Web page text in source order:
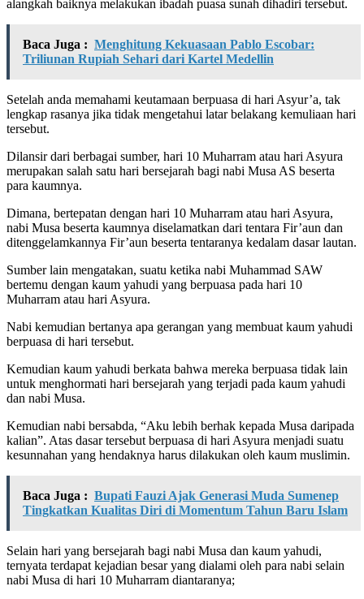
alangkah baiknya melakukan ibadah puasa sunah dihadiri tersebut.
Baca Juga : Menghitung Kekuasaan Pablo Escobar:
Triliunan Rupiah Sehari dari Kartel Medellin
Setelah anda memahami keutamaan berpuasa di hari Asyur’a, tak
lengkap rasanya jika tidak mengetahui latar belakang kemuliaan hari
tersebut.
Dilansir dari berbagai sumber, hari 10 Muharram atau hari Asyura
merupakan salah satu hari bersejarah bagi nabi Musa AS beserta
para kaumnya.
Dimana, bertepatan dengan hari 10 Muharram atau hari Asyura,
nabi Musa beserta kaumnya diselamatkan dari tentara Fir’aun dan
ditenggelamkannya Fir’aun beserta tentaranya kedalam dasar lautan.
Sumber lain mengatakan, suatu ketika nabi Muhammad SAW
bertemu dengan kaum yahudi yang berpuasa pada hari 10
Muharram atau hari Asyura.
Nabi kemudian bertanya apa gerangan yang membuat kaum yahudi
berpuasa di hari tersebut.
Kemudian kaum yahudi berkata bahwa mereka berpuasa tidak lain
untuk menghormati hari bersejarah yang terjadi pada kaum yahudi
dan nabi Musa.
Kemudian nabi bersabda, “Aku lebih berhak kepada Musa daripada
kalian”. Atas dasar tersebut berpuasa di hari Asyura menjadi suatu
kesunnahan yang hendaknya harus dilakukan oleh kaum muslimin.
Baca Juga : Bupati Fauzi Ajak Generasi Muda Sumenep
Tingkatkan Kualitas Diri di Momentum Tahun Baru Islam
Selain hari yang bersejarah bagi nabi Musa dan kaum yahudi,
ternyata terdapat kejadian besar yang dialami oleh para nabi selain
nabi Musa di hari 10 Muharram diantaranya;